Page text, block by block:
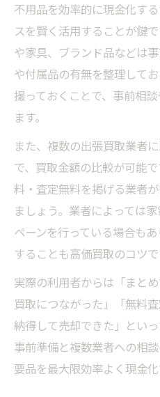
不用品を効率的に現金化す
スを賢く活用することが鍵
や家具、ブランド品などは
や付属品の有無を整理して
撮っておくことで、事前相
ます。
また、複数の出張買取業者
で、買取金額の比較が可能
料・査定無料を掲げる業者
ましょう。業者によっては
ペーンを行っている場合も
することも高価買取のコツで
実際の利用者からは「まと
買取につながった」「無料
納得して売却できた」とい
事前準備と複数業者への相
要品を最大限効率よく現金化